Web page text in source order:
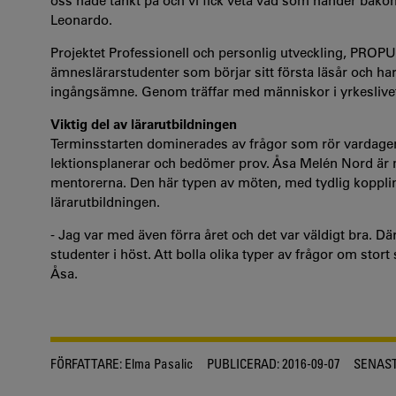
Leonardo.
Projektet Professionell och personlig utveckling,
ämneslärarstudenter som börjar sitt första läsår och
ingångsämne. Genom träffar med människor i
Viktig del av lärarutbildningen
Terminsstarten dominerades av frågor som rör
lektionsplanerar och bedömer prov. Åsa Melén Nord
mentorerna. Den här typen av möten, med tydlig
lärarutbildningen.
- Jag var med även förra året och det var väldigt bra.
studenter i höst. Att bolla olika typer av frågor om
Åsa.
FÖRFATTARE: Elma Pasalic PUBLICERAD:2016-09-07